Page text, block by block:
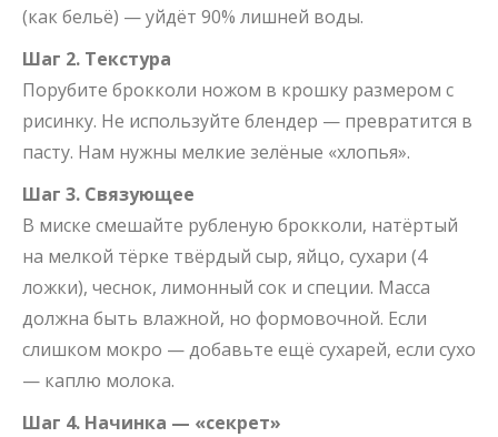
(как бельё) — уйдёт 90% лишней воды.
Шаг 2. Текстура
Порубите брокколи ножом в крошку размером с
рисинку. Не используйте блендер — превратится в
пасту. Нам нужны мелкие зелёные «хлопья».
Шаг 3. Связующее
В миске смешайте рубленую брокколи, натёртый
на мелкой тёрке твёрдый сыр, яйцо, сухари (4
ложки), чеснок, лимонный сок и специи. Масса
должна быть влажной, но формовочной. Если
слишком мокро — добавьте ещё сухарей, если сухо
— каплю молока.
Шаг 4. Начинка — «секрет»